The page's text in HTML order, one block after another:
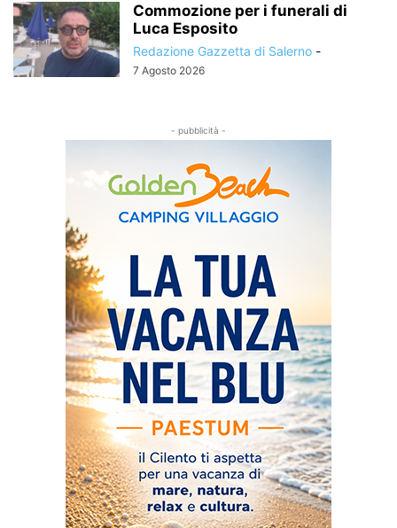
Commozione per i funerali di
Luca Esposito
Redazione Gazzetta di Salerno -
7 Agosto 2026
- pubblicità -